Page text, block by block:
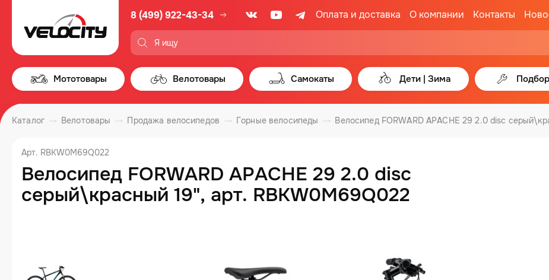
8 (499) 922-43-34 Оплата и доставка О компании Контакты
Мототовары Велотовары Самокаты Дети | Зима
Каталог Велотовары Продажа велосипедов Горные велосипеды Велосипед FORWARD APACHE 29 2.0 disc
Арт. RBKW0M69Q022
Велосипед FORWARD APACHE 29 2.0 disc
серый\красный 19", арт. RBKW0M69Q022